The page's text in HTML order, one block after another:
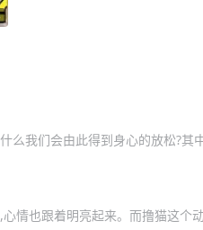
么我们会由此得到身心的放松?其
情也跟着明亮起来。而撸猫这个